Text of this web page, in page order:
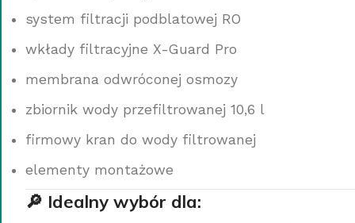
system filtracji podblatowej RO
wkłady filtracyjne X-Guard Pro
membrana odwróconej osmozy
zbiornik wody przefiltrowanej 10,6 l
firmowy kran do wody filtrowanej
elementy montażowe
🔎 Idealny wybór dla: